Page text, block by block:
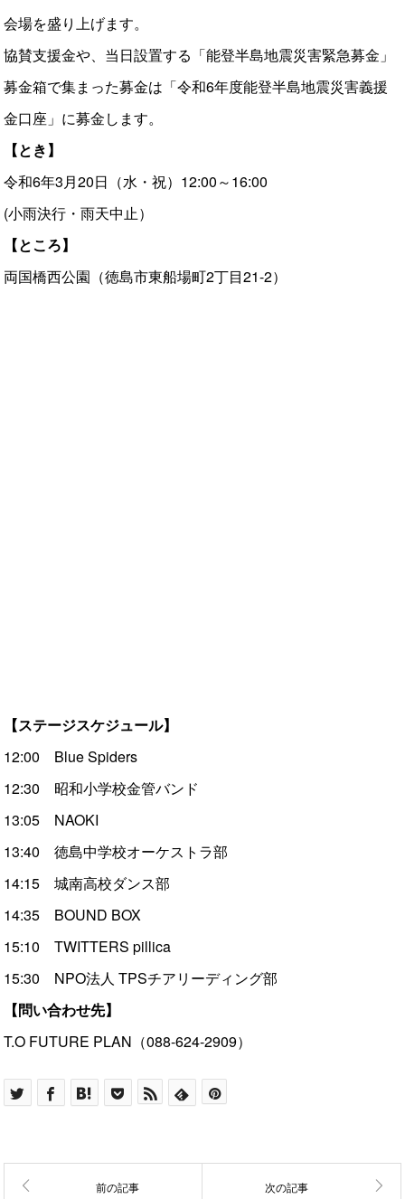
会場を盛り上げます。
協賛支援金や、当日設置する「能登半島地震災害緊急募金」
募金箱で集まった募金は「令和6年度能登半島地震災害義援
金口座」に募金します。
【とき】
令和6年3月20日（水・祝）12:00～16:00
(小雨決行・雨天中止）
【ところ】
両国橋西公園（徳島市東船場町2丁目21-2）
【ステージスケジュール】
12:00 Blue Spiders
12:30 昭和小学校金管バンド
13:05 NAOKI
13:40 徳島中学校オーケストラ部
14:15 城南高校ダンス部
14:35 BOUND BOX
15:10 TWITTERS pillica
15:30 NPO法人 TPSチアリーディング部
【問い合わせ先】
T.O FUTURE PLAN（088-624-2909）